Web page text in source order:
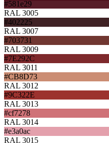
#581e29
RAL 3005
#402225
RAL 3007
#703731
RAL 3009
#7E292C
RAL 3011
#CB8D73
RAL 3012
#9C322E
RAL 3013
#cf7278
RAL 3014
#e3a0ac
RAL 3015